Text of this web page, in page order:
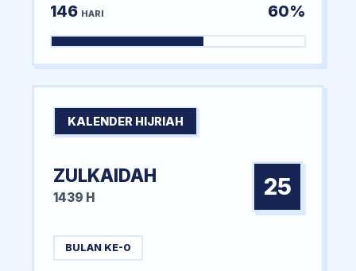
146 HARI 60%
KALENDER HIJRIAH
ZULKAIDAH
1439 H 25
BULAN KE-0